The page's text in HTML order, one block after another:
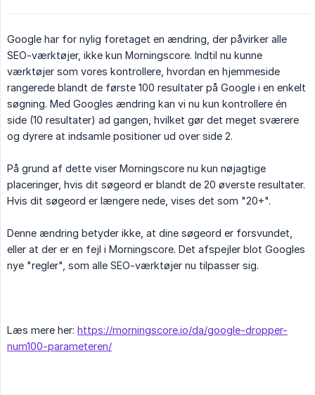
Google har for nylig foretaget en ændring, der påvirker alle
SEO-værktøjer, ikke kun Morningscore. Indtil nu kunne
værktøjer som vores kontrollere, hvordan en hjemmeside
rangerede blandt de første 100 resultater på Google i en enkelt
søgning. Med Googles ændring kan vi nu kun kontrollere én
side (10 resultater) ad gangen, hvilket gør det meget sværere
og dyrere at indsamle positioner ud over side 2.
På grund af dette viser Morningscore nu kun nøjagtige
placeringer, hvis dit søgeord er blandt de 20 øverste resultater.
Hvis dit søgeord er længere nede, vises det som "20+".
Denne ændring betyder ikke, at dine søgeord er forsvundet,
eller at der er en fejl i Morningscore. Det afspejler blot Googles
nye "regler", som alle SEO-værktøjer nu tilpasser sig.
Læs mere her: https://morningscore.io/da/google-dropper-
num100-parameteren/